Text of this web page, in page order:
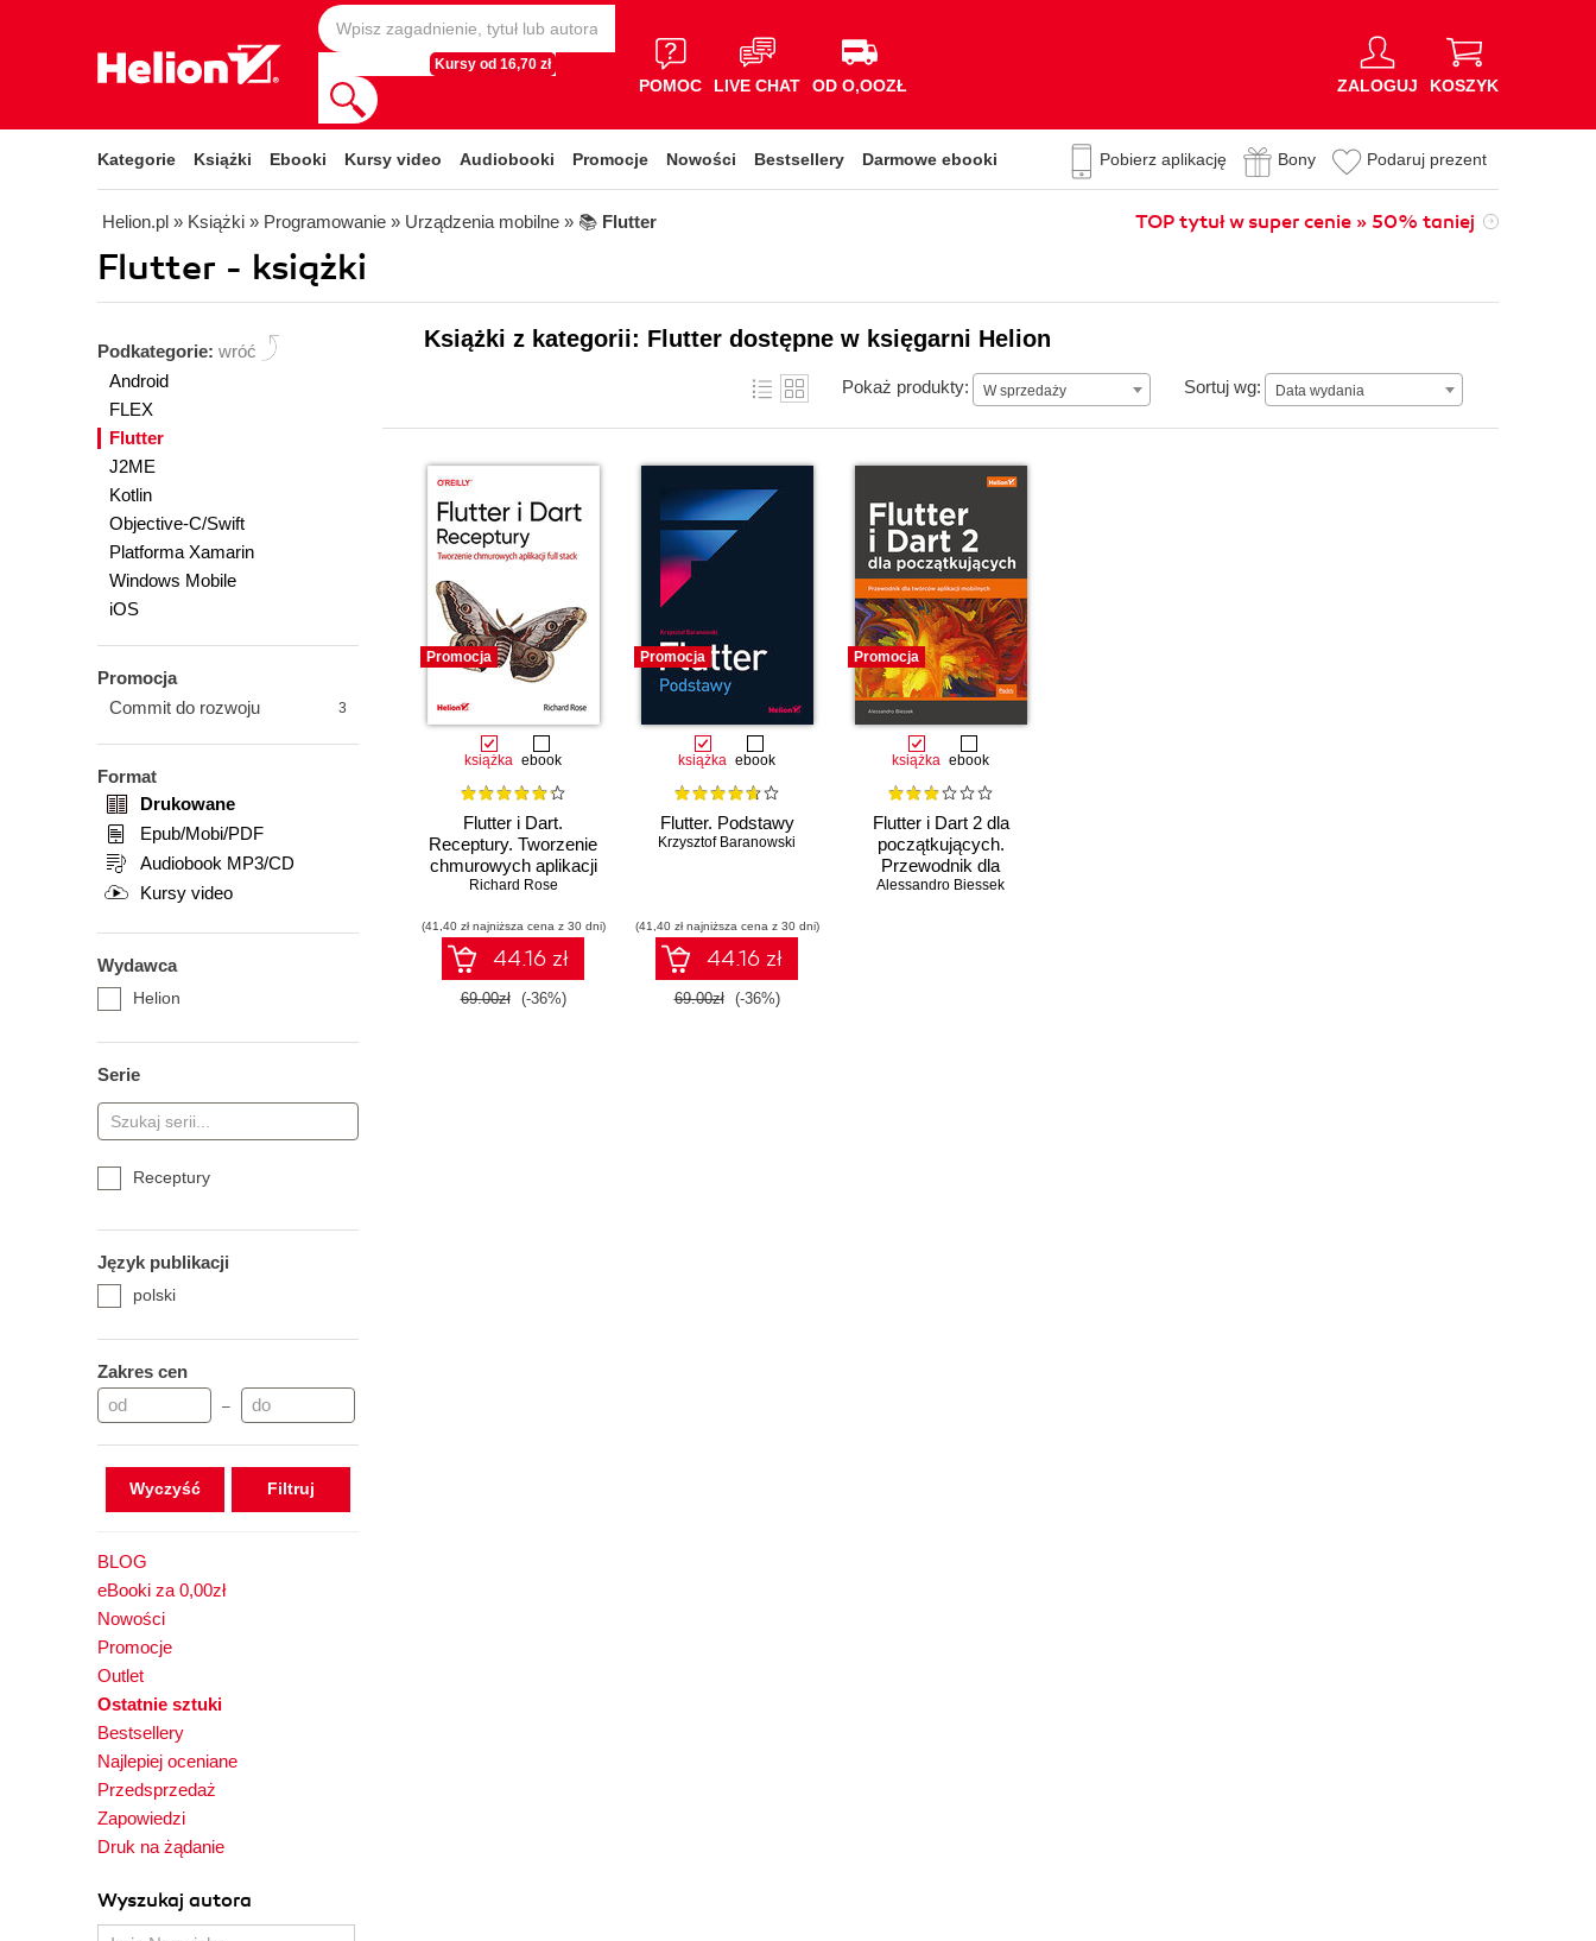
Kursy od 16,70 zł
POMOC LIVE CHAT OD O,OOZŁ ZALOGUJ KOSZYK
Kategorie Książki Ebooki Kursy video Audiobooki Promocje Nowości Bestsellery Darmowe ebooki Pobierz aplikację Bony Podaruj prezent
Helion.pl » Książki » Programowanie » Urządzenia mobilne » 📚 Flutter TOP tytuł w super cenie » 50% taniej
Flutter - książki
Podkategorie: wróć
Android
FLEX
Flutter
J2ME
Kotlin
Objective-C/Swift
Platforma Xamarin
Windows Mobile
iOS
Promocja
Commit do rozwoju
3
Format
Drukowane
Epub/Mobi/PDF
Audiobook MP3/CD
Kursy video
Wydawca
Helion
Serie
Receptury
Język publikacji
polski
Zakres cen
–
Wyczyść
BLOG
eBooki za 0,00zł
Nowości
Promocje
Outlet
Ostatnie sztuki
Bestsellery
Najlepiej oceniane
Przedsprzedaż
Zapowiedzi
Druk na żądanie
Wyszukaj autora
Książki z kategorii: Flutter dostępne w księgarni Helion
Pokaż produkty: W sprzedaży Sortuj wg: Data wydania
Data wydania
Promocja
książka ebook
Flutter i Dart.
Receptury. Tworzenie
chmurowych aplikacji
full stack
Richard Rose
(41,40 zł najniższa cena z 30 dni)
44.16 zł
69.00zł (-36%)
Promocja
książka ebook
Flutter. Podstawy
Krzysztof Baranowski
(41,40 zł najniższa cena z 30 dni)
44.16 zł
69.00zł (-36%)
Promocja
książka ebook
Flutter i Dart 2 dla
początkujących.
Przewodnik dla
twórców aplikacji
Alessandro Biessek